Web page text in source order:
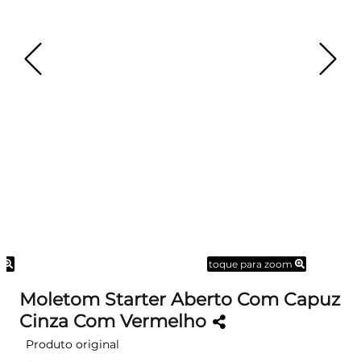
toque para zoom
Moletom Starter Aberto Com Capuz
Cinza Com Vermelho
Produto original